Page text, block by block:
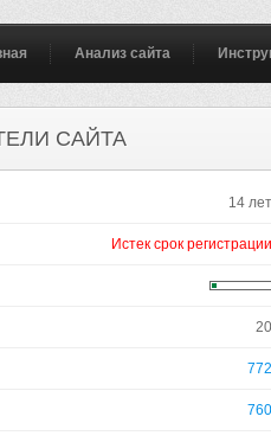
Анализ сайта
САЙТА
14 лет
Истек срок регистрации
20
772
760